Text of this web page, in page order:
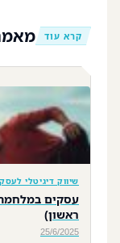
קרא עוד
שיווק דיגיטלי
עסקים
ראשון)
25/6/2025